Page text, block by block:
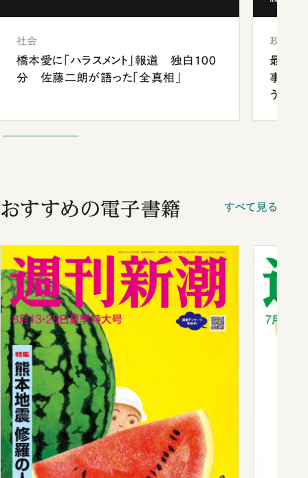
社会
橋本愛に「ハラスメント」報道 独白100
分 佐藤二朗が語った「全真相」
政治
最強
事が象
う
おすすめの電子書籍 すべて見る